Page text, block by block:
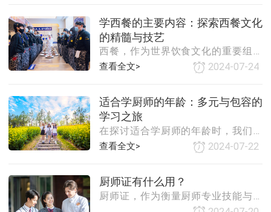
到创意无限的慕斯蛋糕，每一款西点
都像是艺术品，让人赏心悦目。女生
通常对美有着敏锐
的增加，西点师的月薪水平也呈现出
一定的波动和增长趋势。以下是对西
点师一般月薪的详细探析：一、整体
月薪水平根据多个权威招聘网站和行
异，但整体而言，其月薪范围大致在
2K至20K之间。其中，大部分西点师
的月薪集中在
学西餐的主要内容：探索西餐文化
的精髓与技艺
西餐，作为世界饮食文化的重要组成
部分，其独特的烹饪技艺、丰富的菜
餐，不仅仅是为了掌握一门烹饪技
能，更是为了深入了解西餐文化的精
髓和魅力。那么，学西餐的主要内容
究竟包括哪些呢？一、西餐烹饪基础
饪的常用工具和设备，如烤箱、平底
锅、搅拌器等；学习西餐的基本烹饪
2024-07-24
查看全文>
适合学厨师的年龄：多元与包容的
学习之旅
在探讨适合学厨师的年龄时，我们实
际上是在讨论一个充满多元性和包容
年龄段的人都敞开了大门。然而，不
同年龄段的人在学习厨师这一职业
2024-07-22
查看全文>
厨师证有什么用？
厨师证，作为衡量厨师专业技能与知
识水平的重要凭证，其在多个维度上